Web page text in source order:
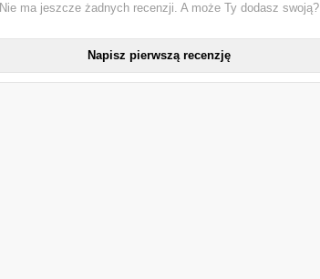
Nie ma jeszcze żadnych recenzji. A może Ty dodasz swoją?
Napisz pierwszą recenzję